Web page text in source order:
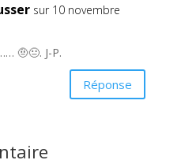
sur 10 novembre
🤨😐. J-P.
Réponse